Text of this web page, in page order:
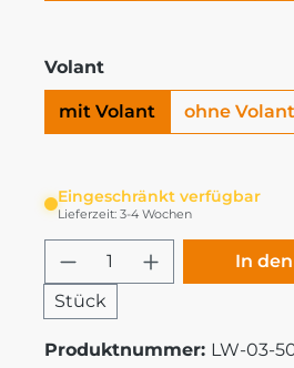
Volant
mit Volant ohne Volant
Eingeschränkt verfügbar
Lieferzeit: 3-4 Wochen
Produkt Anzahl:
Stück
In
Produktnummer: LW-03-